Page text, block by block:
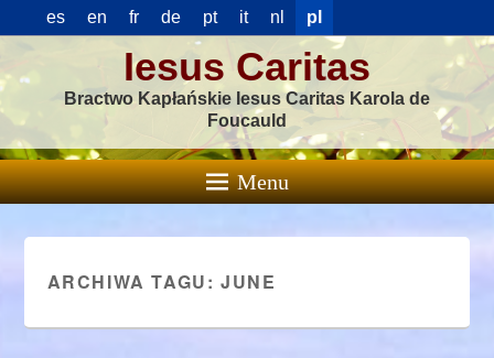
es en fr de pt it nl pl
Iesus Caritas
Bractwo Kapłańskie Iesus Caritas Karola de
Foucauld
Menu
ARCHIWA TAGU: JUNE